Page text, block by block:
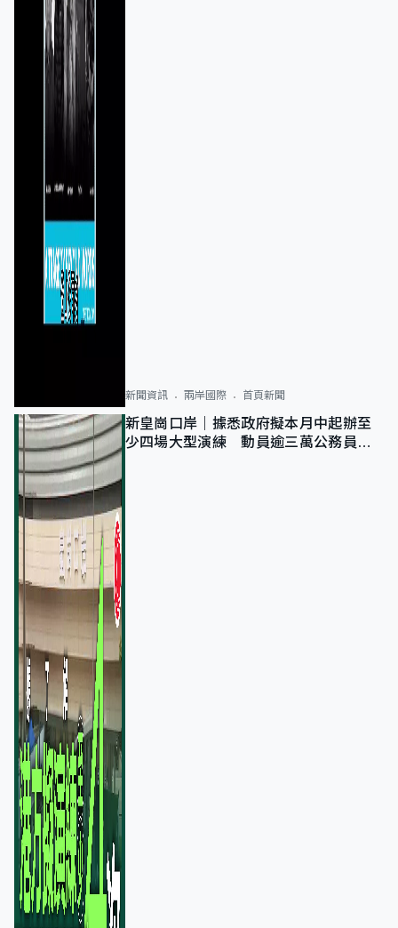
新聞資訊 兩岸國際 首頁新聞
新皇崗口岸｜據悉政府擬本月中起辦至
少四場大型演練 動員逾三萬公務員人